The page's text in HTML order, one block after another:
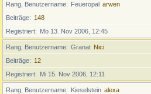
Rang, Benutzername Feueropal arwen
Beiträge
148
Registriert
Mo 13. Nov 2006, 12:45
Rang, Benutzername Granat Nici
Beiträge
12
Registriert
Mi 15. Nov 2006, 12:11
Rang, Benutzername Kieselstein alexa